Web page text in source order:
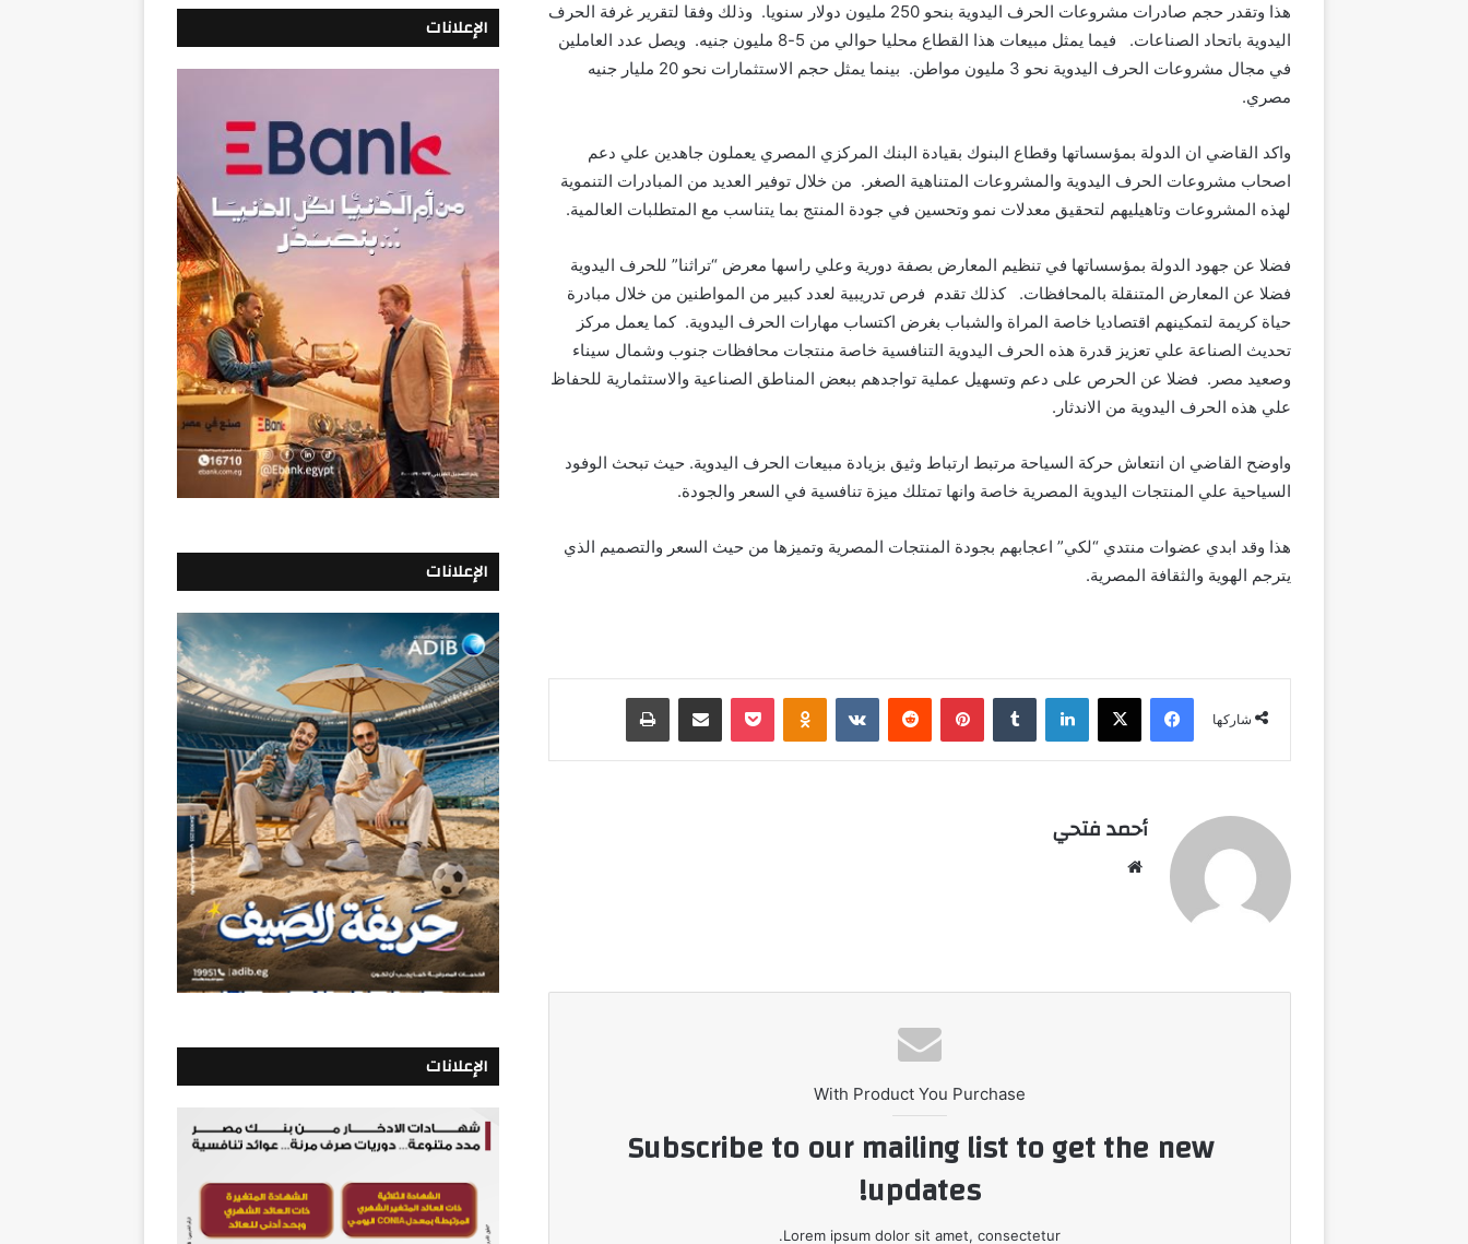
هذا وتقدر حجم صادرات مشروعات الحرف اليدوية بنحو 250 مليون دولار سنويا. وذلك وفقا لتقرير غرفة الحرف
اليدوية باتحاد الصناعات. فيما يمثل مبيعات هذا القطاع محليا حوالي من 5-8 مليون جنيه. ويصل عدد العاملين
في مجال مشروعات الحرف اليدوية نحو 3 مليون مواطن. بينما يمثل حجم الاستثمارات نحو 20 مليار جنيه
مصري.
واكد القاضي ان الدولة بمؤسساتها وقطاع البنوك بقيادة البنك المركزي المصري يعملون جاهدين علي دعم
اصحاب مشروعات الحرف اليدوية والمشروعات المتناهية الصغر. من خلال توفير العديد من المبادرات التنموية
لهذه المشروعات وتاهيليهم لتحقيق معدلات نمو وتحسين في جودة المنتج بما يتناسب مع المتطلبات العالمية.
فضلا عن جهود الدولة بمؤسساتها في تنظيم المعارض بصفة دورية وعلي راسها معرض “تراثنا” للحرف اليدوية
فضلا عن المعارض المتنقلة بالمحافظات. كذلك تقدم فرص تدريبية لعدد كبير من المواطنين من خلال مبادرة
حياة كريمة لتمكينهم اقتصاديا خاصة المراة والشباب بغرض اكتساب مهارات الحرف اليدوية. كما يعمل مركز
تحديث الصناعة علي تعزيز قدرة هذه الحرف اليدوية التنافسية خاصة منتجات محافظات جنوب وشمال سيناء
وصعيد مصر. فضلا عن الحرص على دعم وتسهيل عملية تواجدهم ببعض المناطق الصناعية والاستثمارية للحفاظ
علي هذه الحرف اليدوية من الاندثار.
واوضح القاضي ان انتعاش حركة السياحة مرتبط ارتباط وثيق بزيادة مبيعات الحرف اليدوية. حيث تبحث الوفود
السياحية علي المنتجات اليدوية المصرية خاصة وانها تمتلك ميزة تنافسية في السعر والجودة.
هذا وقد ابدي عضوات منتدي “لكي” اعجابهم بجودة المنتجات المصرية وتميزها من حيث السعر والتصميم الذي
يترجم الهوية والثقافة المصرية.
شاركها
فيسبوك ‫X لينكدإن بينتيريست Odnoklassniki
‫Pocket مشاركة عبر البريد طباعة
أحمد فتحي
With Product You Purchase
Subscribe to our mailing list to get the new
updates!
Lorem ipsum dolor sit amet, consectetur.
الإعلانات
الإعلانات
الإعلانات